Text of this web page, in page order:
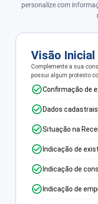
personalize com
Visão Inicial
Complemente a sua
possui algum protesto
Confirmação de
Dados
Situação na
Indicação de
Indicação de
Indicação de